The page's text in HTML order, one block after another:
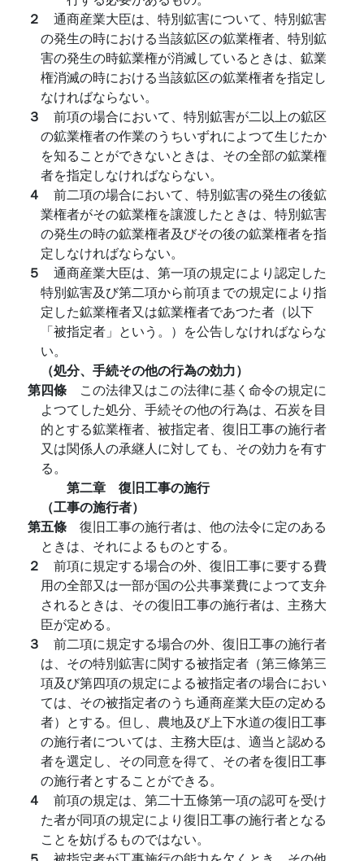
２ 通商産業大臣は、特別鉱害について、特別鉱害
の発生の時における当該鉱区の鉱業権者、特別鉱
害の発生の時鉱業権が消滅しているときは、鉱業
権消滅の時における当該鉱区の鉱業権者を指定し
なければならない。
３ 前項の場合において、特別鉱害が二以上の鉱区
の鉱業権者の作業のうちいずれによつて生じたか
を知ることができないときは、その全部の鉱業権
者を指定しなければならない。
４ 前二項の場合において、特別鉱害の発生の後鉱
業権者がその鉱業権を讓渡したときは、特別鉱害
の発生の時の鉱業権者及びその後の鉱業権者を指
定しなければならない。
５ 通商産業大臣は、第一項の規定により認定した
特別鉱害及び第二項から前項までの規定により指
定した鉱業権者又は鉱業権者であつた者（以下
「被指定者」という。）を公告しなければならな
い。
（処分、手続その他の行為の効力）
第四條 この法律又はこの法律に基く命令の規定に
よつてした処分、手続その他の行為は、石炭を目
的とする鉱業権者、被指定者、復旧工事の施行者
又は関係人の承継人に対しても、その効力を有す
る。
第二章 復旧工事の施行
（工事の施行者）
第五條 復旧工事の施行者は、他の法令に定のある
ときは、それによるものとする。
２ 前項に規定する場合の外、復旧工事に要する費
用の全部又は一部が国の公共事業費によつて支弁
されるときは、その復旧工事の施行者は、主務大
臣が定める。
３ 前二項に規定する場合の外、復旧工事の施行者
は、その特別鉱害に関する被指定者（第三條第三
項及び第四項の規定による被指定者の場合におい
ては、その被指定者のうち通商産業大臣の定める
者）とする。但し、農地及び上下水道の復旧工事
の施行者については、主務大臣は、適当と認める
者を選定し、その同意を得て、その者を復旧工事
の施行者とすることができる。
４ 前項の規定は、第二十五條第一項の認可を受け
た者が同項の規定により復旧工事の施行者となる
ことを妨げるものではない。